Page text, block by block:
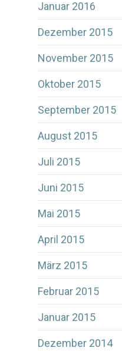
Januar 2016
Dezember 2015
November 2015
Oktober 2015
September 2015
August 2015
Juli 2015
Juni 2015
Mai 2015
April 2015
März 2015
Februar 2015
Januar 2015
Dezember 2014